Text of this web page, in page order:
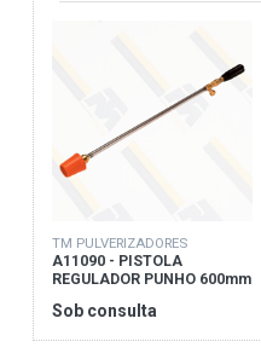
TM PULVERIZADORES
A11090 - PISTOLA
REGULADOR PUNHO 600mm
Sob consulta